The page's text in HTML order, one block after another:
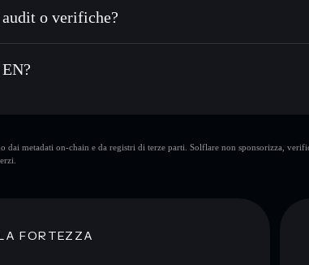
o verifiche?
metadati on-chain e da registri di terze parti. Solflare non sponsorizza,
FORTEZZA